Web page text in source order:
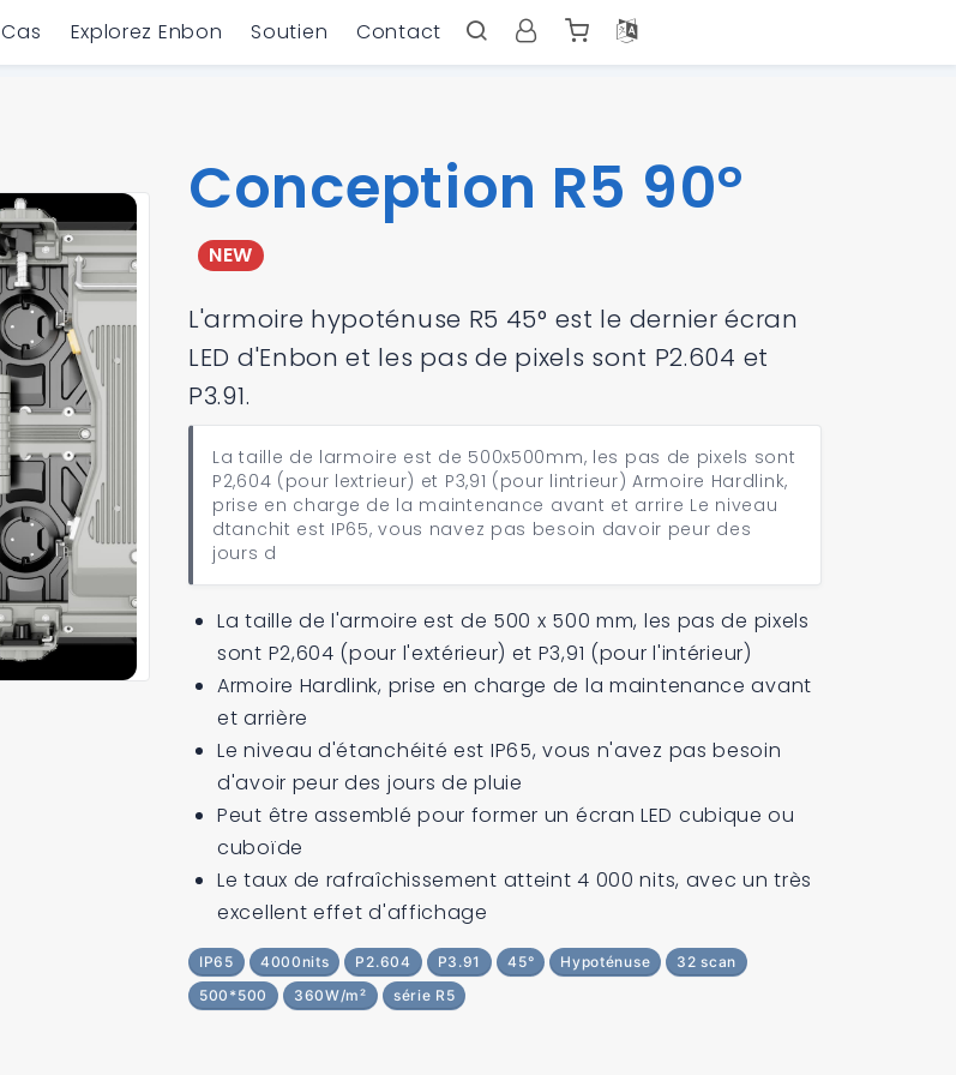
Cas Explorez Enbon Soutien Contact
Conception R5 90°
NEW
L'armoire hypoténuse R5 45° est le dernier écran
LED d'Enbon et les pas de pixels sont P2.604 et
P3.91.
La taille de larmoire est de 500x500mm, les pas de pixels sont
P2,604 (pour lextrieur) et P3,91 (pour lintrieur) Armoire Hardlink,
prise en charge de la maintenance avant et arrire Le niveau
dtanchit est IP65, vous navez pas besoin davoir peur des
jours d
La taille de l'armoire est de 500 x 500 mm, les pas de pixels
sont P2,604 (pour l'extérieur) et P3,91 (pour l'intérieur)
Armoire Hardlink, prise en charge de la maintenance avant
et arrière
Le niveau d'étanchéité est IP65, vous n'avez pas besoin
d'avoir peur des jours de pluie
Peut être assemblé pour former un écran LED cubique ou
cuboïde
Le taux de rafraîchissement atteint 4 000 nits, avec un très
excellent effet d'affichage
IP65 4000nits P2.604 P3.91 45° Hypoténuse
32 scan
500*500
360W/m² série R5